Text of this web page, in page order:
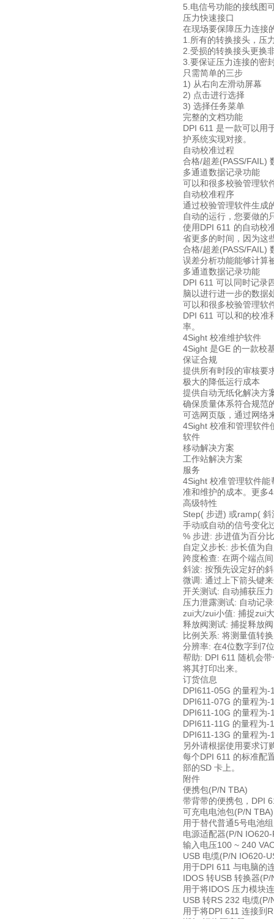
5.电信号功能的接线图
压力快速接口
在现场要保障压力连接
1.所有的转换接头，压
2.受损的转换接头更换
3.要保证压力连接的密
只需简单的三步
1) 从右向左滑动屏幕
2) 点击进行选择
3) 选择任务菜单
完整的文档功能
DPI 611 是一款可以用
护系统实现对接。
自动校准过程
合格/超差(PASS/FAIL)
多通道数据记录功能
可以和很多校验管理软
自动校准程序
通过校验管理软件生成
自动的运行，您要做的
使用DPI 611 的自动校
省更多的时间，因为这
合格/超差(PASS/FAIL)
误差分析功能能够计算
多通道数据记录功能
DPI 611 可以同时记录
脑以进行进一步的数据
可以和很多校验管理软
DPI 611 可以和的校准
率。
4Sight 校准维护软件
4Sight 是GE 的一款校
保证合规
提供所有时段的审核要
极大的降低运行成本
提供自动无纸化解决方
确保质量体系符合规范
可选网页版，通过网络
4Sight 校准和管理软件
软件
移动解决方案
工作站解决方案
服务
4Sight 校准管理软件
准和维护的成本。更多
高级特性
Step( 步进) 或ramp(
手动或自动的信号变化
% 步进: 步进值为百分
自定义步长: 步长值为
跨度检查: 在两个端点
斜波: 按预先设定好的
微调: 通过上下箭头键
开关测试: 自动捕获压
压力泄露测试: 自动记
zui大/zui小值: 捕捉zui
释放阀测试: 捕捉释放
比例关系: 将测量值转
分辨率: 在4位数字到7
帮助: DPI 611 随机会
将其打印出来。
订货信息
DPI611-05G 的量程为-
DPI611-07G 的量程为-
DPI611-10G 的量程为-
DPI611-11G 的量程为-
DPI611-13G 的量程为-
另外请根据使用要求订
每个DPI 611 的标准配
部的SD 卡上。
附件
便携包(P/N TBA)
带背带的便携包，DPI
可充电电池包(P/N TBA)
用于替代普通5号电池
电源适配器(P/N IO620-
输入电压100 ~ 240
USB 电缆(P/N IO620-
用于DPI 611 与电脑的
IDOS 转USB 转换器
用于将IDOS 压力模块
USB 转RS 232 电缆
用于将DPI 611 连接到